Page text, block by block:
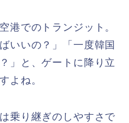
港でのトランジット。
いいの？」「一度韓国
」と、ゲートに降り立
よね。
乗り継ぎのしやすさで